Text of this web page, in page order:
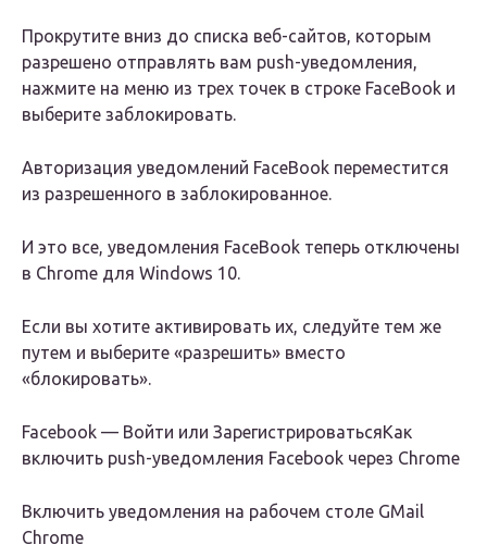
Прокрутите вниз до списка веб-сайтов, которым
разрешено отправлять вам push-уведомления,
нажмите на меню из трех точек в строке FaceBook и
выберите заблокировать.
Авторизация уведомлений FaceBook переместится
из разрешенного в заблокированное.
И это все, уведомления FaceBook теперь отключены
в Chrome для Windows 10.
Если вы хотите активировать их, следуйте тем же
путем и выберите «разрешить» вместо
«блокировать».
Facebook — Войти или ЗарегистрироватьсяКак
включить push-уведомления Facebook через Chrome
Включить уведомления на рабочем столе GMail
Chrome